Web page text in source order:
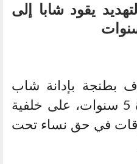
يقود شابا إلى
بطنجة بإدانة شاب
عشريني بالسجن لمدة 5 سنوات، على خلفية
في حق نساء تحت